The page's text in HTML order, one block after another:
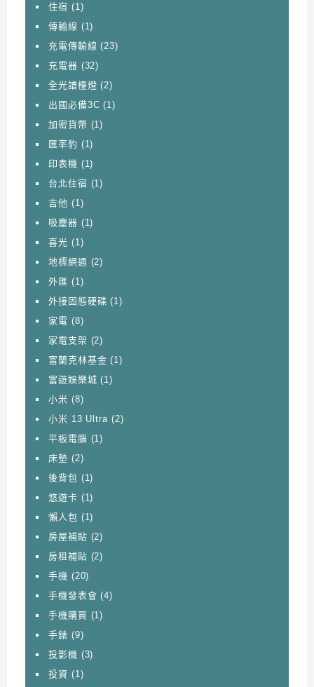
住宿 (1)
傳輸線 (1)
充電傳輸線 (23)
充電器 (32)
全光譜檯燈 (2)
出國必備3C (1)
加密貨幣 (1)
匯率豹 (1)
印表機 (1)
台北住宿 (1)
吉他 (1)
吸塵器 (1)
喜光 (1)
地標網通 (2)
外匯 (1)
外接固態硬碟 (1)
家電 (8)
家電支架 (2)
富蘭克林基金 (1)
富遊娛樂城 (1)
小米 (8)
小米 13 Ultra (2)
平板電腦 (1)
床墊 (2)
後背包 (1)
悠遊卡 (1)
懶人包 (1)
房屋補貼 (2)
房租補貼 (2)
手機 (20)
手機發表會 (4)
手機購買 (1)
手錶 (9)
投影機 (3)
投資 (1)